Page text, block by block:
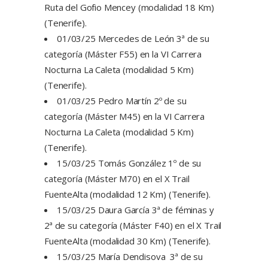
Ruta del Gofio Mencey (modalidad 18 Km)
(Tenerife).
01/03/25 Mercedes de León 3ª de su
categoría (Máster F55) en la VI Carrera
Nocturna La Caleta (modalidad 5 Km)
(Tenerife).
01/03/25 Pedro Martín 2º de su
categoría (Máster M45) en la VI Carrera
Nocturna La Caleta (modalidad 5 Km)
(Tenerife).
15/03/25 Tomás González 1º de su
categoría (Máster M70) en el X Trail
FuenteAlta (modalidad 12 Km) (Tenerife).
15/03/25 Daura García 3ª de féminas y
2ª de su categoría (Máster F40) en el X Trail
FuenteAlta (modalidad 30 Km) (Tenerife).
15/03/25 María Dendisova 3ª de su